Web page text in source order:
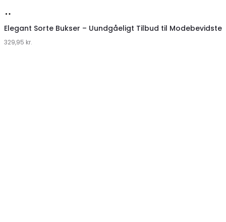
hos
Klædeskabet.dk
Elegant Sorte Bukser – Uundgåeligt Tilbud til Modebevidste
329,95 kr.